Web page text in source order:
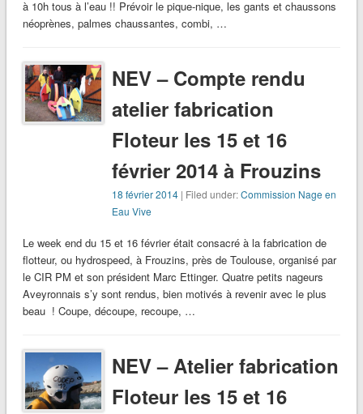
à 10h tous à l’eau !! Prévoir le pique-nique, les gants et chaussons
néoprènes, palmes chaussantes, combi, …
NEV – Compte rendu
atelier fabrication
Floteur les 15 et 16
février 2014 à Frouzins
18 février 2014 | Filed under:Commission Nage en
Eau Vive
Le week end du 15 et 16 février était consacré à la fabrication de
flotteur, ou hydrospeed, à Frouzins, près de Toulouse, organisé par
le CIR PM et son président Marc Ettinger. Quatre petits nageurs
Aveyronnais s’y sont rendus, bien motivés à revenir avec le plus
beau ! Coupe, découpe, recoupe, …
NEV – Atelier fabrication
Floteur les 15 et 16